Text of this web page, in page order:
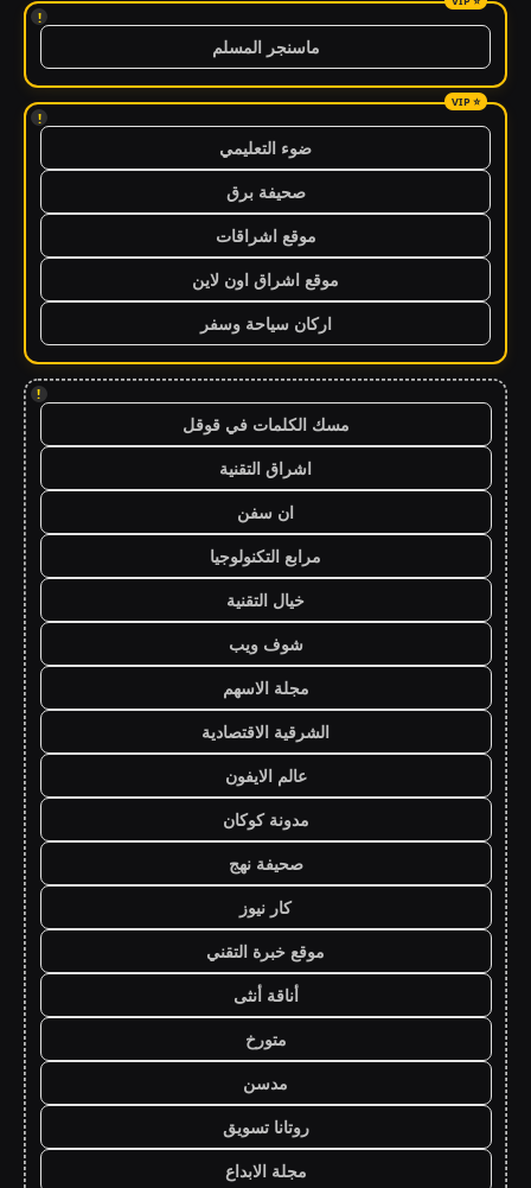
!
ماسنجر المسلم
!
ضوء التعليمي
صحيفة برق
موقع اشراقات
موقع اشراق اون لاين
اركان سياحة وسفر
!
مسك الكلمات في قوقل
اشراق التقنية
ان سفن
مرابع التكنولوجيا
خيال التقنية
شوف ويب
مجلة الاسهم
الشرقية الاقتصادية
عالم الايفون
مدونة كوكان
صحيفة نهج
كار نيوز
موقع خبرة التقني
أناقة أنثى
متورخ
مدسن
روتانا تسويق
مجلة الابداع